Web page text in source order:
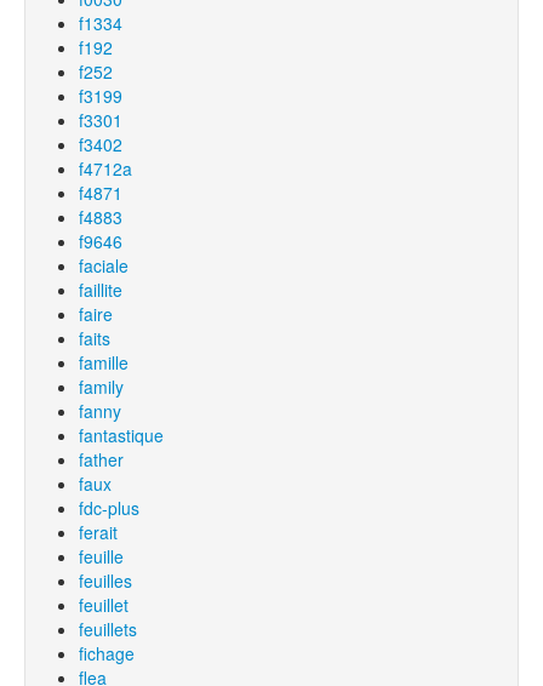
f1334
f192
f252
f3199
f3301
f3402
f4712a
f4871
f4883
f9646
faciale
faillite
faire
faits
famille
family
fanny
fantastique
father
faux
fdc-plus
ferait
feuille
feuilles
feuillet
feuillets
fichage
flea